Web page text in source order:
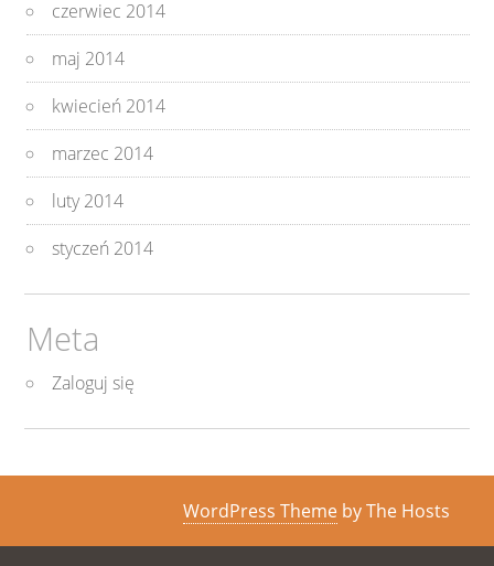
czerwiec 2014
maj 2014
kwiecień 2014
marzec 2014
luty 2014
styczeń 2014
Meta
Zaloguj się
WordPress Theme by The Hosts